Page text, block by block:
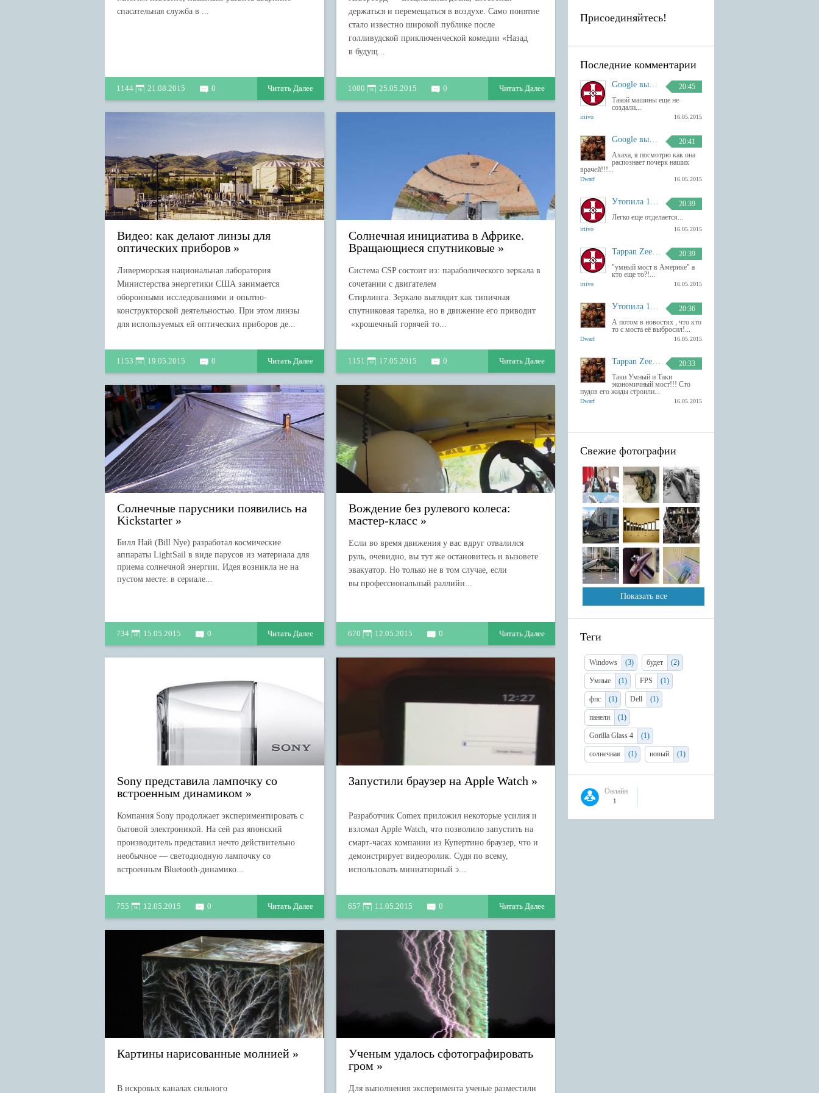
спасательная служба в ...
1144 21.08.2015 0 Читать Далее
держаться и перемещаться в воздухе. Само понятие
стало известно широкой публике после
голливудской приключенческой комедии «Назад
в будущ...
1080 25.05.2015 0 Читать Далее
Видео: как делают линзы для
оптических приборов
Ливерморская национальная лаборатория
Министерства энергетики США занимается
оборонными исследованиями и опытно-
конструкторской деятельностью. При этом линзы
для используемых ей оптических приборов де...
1153 19.05.2015 0 Читать Далее
Солнечная инициатива в Африке.
Вращающиеся спутниковые
Система CSP состоит из: параболического зеркала в
сочетании с двигателем
Стирлинга. Зеркало выглядит как типичная
спутниковая тарелка, но в движение его приводит
«крошечный горячей то...
1151 17.05.2015 0 Читать Далее
Солнечные парусники появились на
Kickstarter
Билл Най (Bill Nye) разработал космические
аппараты LightSail в виде парусов из материала для
приема солнечной энергии. Идея возникла не на
пустом месте: в сериале...
734 15.05.2015 0 Читать Далее
Вождение без рулевого колеса:
мастер-класс
Если во время движения у вас вдруг отвалился
руль, очевидно, вы тут же остановитесь и вызовете
эвакуатор. Но только не в том случае, если
вы профессиональный раллийн...
670 12.05.2015 0 Читать Далее
Sony представила лампочку со
встроенным динамиком
Компания Sony продолжает экспериментировать с
бытовой электроникой. На сей раз японский
производитель представил нечто действительно
необычное — светодиодную лампочку со
встроенным Bluetooth-динамико...
755 12.05.2015 0 Читать Далее
Запустили браузер на Apple Watch
Разработчик Comex приложил некоторые усилия и
взломал Apple Watch, что позволило запустить на
смарт-часах компании из Купертино браузер, что и
демонстрирует видеоролик. Судя по всему,
использовать миниатюрный э...
657 11.05.2015 0 Читать Далее
Картины нарисованные молнией
В искровых каналах сильного
Ученым удалось сфотографировать
гром
Для выполнения эксперимента ученые разместили
Присоединяйтесь!
Последние комментарии
Google выпустила Android-клавиатуру с рукописным вводом.
20:45
Такой машины еще не
создали...
iriivo 16.05.2015
Google выпустила Android-клавиатуру с рукописным вводом.
20:41
Ахаха, я посмотрю как она
распознает почерк наших
врачей!!!...
Dwarf 16.05.2015
Утопила 13 гаджетов Apple
20:39
Легко еще отделается...
iriivo 16.05.2015
Tappan Zee умный мост в Америке
20:39
"умный мост в Америке" а
кто еще то?!...
iriivo 16.05.2015
Утопила 13 гаджетов Apple
20:36
А потом в новостях , что кто
то с моста её выбросил!...
Dwarf 16.05.2015
Tappan Zee умный мост в Америке
20:33
Таки Умный и Таки
экономичный мост!!! Сто
пудов его жиды строили...
Dwarf 16.05.2015
Свежие фотографии
Показать все
Теги
Windows (3) будет (2)
Умные (1) FPS (1)
фпс (1) Dell (1)
панели (1)
Gorilla Glass 4 (1)
солнечная (1) новый (1)
Онлайн
1